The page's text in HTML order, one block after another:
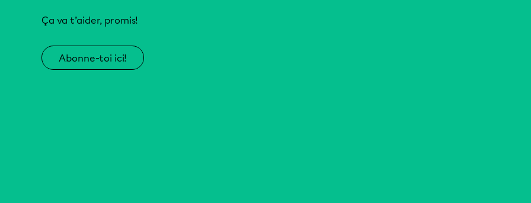
Ça va t’aider, promis!
Abonne-toi ici!